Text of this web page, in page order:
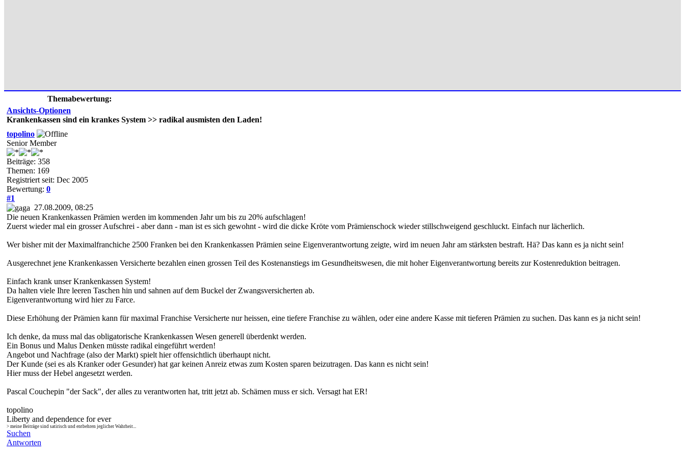
Themabewertung:
Ansichts-Optionen
Krankenkassen sind ein krankes System >> radikal ausmisten den Laden!
topolino
Senior Member
Beiträge: 358
Themen: 169
Registriert seit: Dec 2005
Bewertung: 0
#1
27.08.2009, 08:25
Die neuen Krankenkassen Prämien werden im kommenden Jahr um bis zu 20% aufschlagen!
Zuerst wieder mal ein grosser Aufschrei - aber dann - man ist es sich gewohnt - wird die dicke Kröte vom Prämienschock wieder stillschweigend geschluckt. Einfach nur lächerlich.
Wer bisher mit der Maximalfranchiche 2500 Franken bei den Krankenkassen Prämien seine Eigenverantwortung zeigte, wird im neuen Jahr am stärksten bestraft. Hä? Das kann es ja nicht sein!
Ausgerechnet jene Krankenkassen Versicherte bezahlen einen grossen Teil des Kostenanstiegs im Gesundheitswesen, die mit hoher Eigenverantwortung bereits zur Kostenreduktion beitragen.
Einfach krank unser Krankenkassen System!
Da halten viele Ihre leeren Taschen hin und sahnen auf dem Buckel der Zwangsversicherten ab.
Eigenverantwortung wird hier zu Farce.
Diese Erhöhung der Prämien kann für maximal Franchise Versicherte nur heissen, eine tiefere Franchise zu wählen, oder eine andere Kasse mit tieferen Prämien zu suchen. Das kann es ja nicht sein!
Ich denke, da muss mal das obligatorische Krankenkassen Wesen generell überdenkt werden.
Ein Bonus und Malus Denken müsste radikal eingeführt werden!
Angebot und Nachfrage (also der Markt) spielt hier offensichtlich überhaupt nicht.
Der Kunde (sei es als Kranker oder Gesunder) hat gar keinen Anreiz etwas zum Kosten sparen beizutragen. Das kann es nicht sein!
Hier muss der Hebel angesetzt werden.
Pascal Couchepin "der Sack", der alles zu verantworten hat, tritt jetzt ab. Schämen muss er sich. Versagt hat ER!
topolino
Liberty and dependence for ever
> meine Beiträge sind satirisch und entbehren jeglicher Wahrheit...
Suchen
Antworten